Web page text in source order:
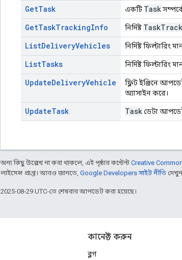
GetTask একটি Task
GetTaskTrackingInfo নির্দিষ্ট Task
ListDeliveryVehicles নির্দিষ্ট
ListTasks নির্দিষ্ট
UpdateDeliveryVehicle ফ্লিট ইঞ্জিনে
অ্যাসাইন করে।
UpdateTask Taskডেটা
অন্য কিছু উল্লেখ না করা থাকলে, এই পৃষ্ঠার কন্টেন্ট Creative
লাইসেন্স প্রাপ্ত। আরও জানতে, Google Developers সাইট নীতি
2025-08-29 UTC-তে শেষবার আপডেট করা হয়েছে।
কানেক্ট করুন
ব্লগ